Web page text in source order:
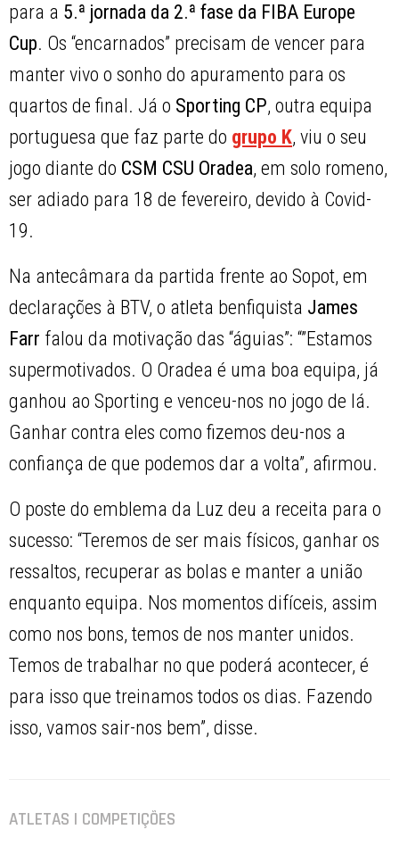
para a 5.ª jornada da 2.ª fase da FIBA Europe
Cup. Os “encarnados” precisam de vencer para
manter vivo o sonho do apuramento para os
quartos de final. Já o Sporting CP, outra equipa
portuguesa que faz parte do grupo K, viu o seu
jogo diante do CSM CSU Oradea, em solo romeno,
ser adiado para 18 de fevereiro, devido à Covid-
19.
Na antecâmara da partida frente ao Sopot, em
declarações à BTV, o atleta benfiquista James
Farr falou da motivação das “águias”: “”Estamos
supermotivados. O Oradea é uma boa equipa, já
ganhou ao Sporting e venceu-nos no jogo de lá.
Ganhar contra eles como fizemos deu-nos a
confiança de que podemos dar a volta”, afirmou.
O poste do emblema da Luz deu a receita para o
sucesso: “Teremos de ser mais físicos, ganhar os
ressaltos, recuperar as bolas e manter a união
enquanto equipa. Nos momentos difíceis, assim
como nos bons, temos de nos manter unidos.
Temos de trabalhar no que poderá acontecer, é
para isso que treinamos todos os dias. Fazendo
isso, vamos sair-nos bem”, disse.
ATLETAS | COMPETIÇÕES